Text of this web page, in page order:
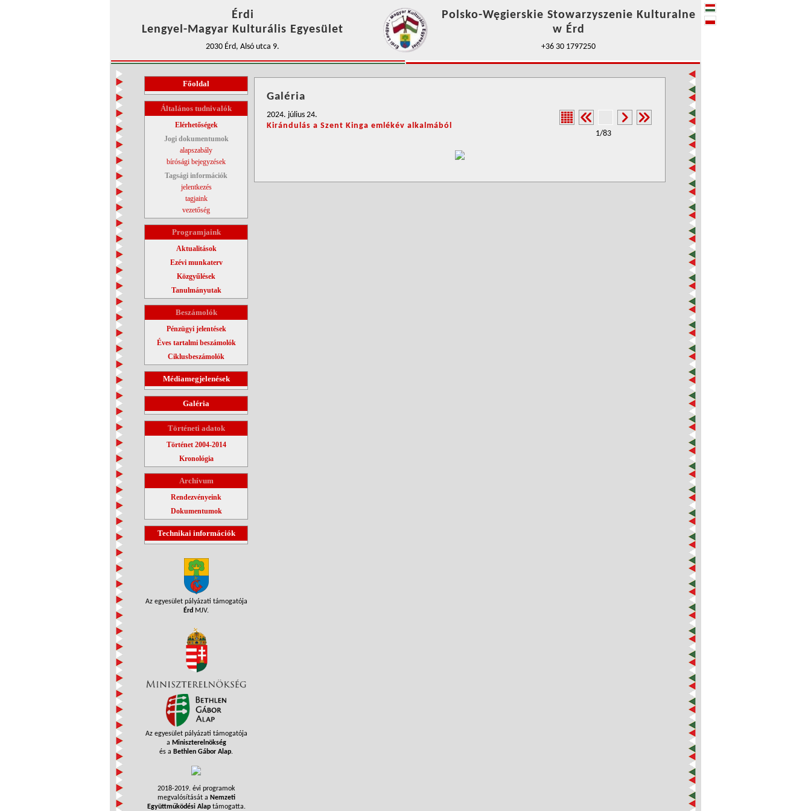
Érdi
Lengyel-Magyar Kulturális Egyesület
2030 Érd, Alsó utca 9.
Polsko-Węgierskie Stowarzyszenie Kulturalne
w Érd
+36 30 1797250
Főoldal
Általános tudnivalók
Elérhetőségek
Jogi dokumentumok
alapszabály
bírósági bejegyzések
Tagsági információk
jelentkezés
tagjaink
vezetőség
Programjaink
Aktualitások
Ezévi munkaterv
Közgyűlések
Tanulmányutak
Beszámolók
Pénzügyi jelentések
Éves tartalmi beszámolók
Ciklusbeszámolók
Médiamegjelenések
Galéria
Történeti adatok
Történet 2004-2014
Kronológia
Archívum
Rendezvényeink
Dokumentumok
Technikai információk
Az egyesület pályázati támogatója
Érd MJV.
Az egyesület pályázati támogatója
a Miniszterelnökség
és a Bethlen Gábor Alap.
2018-2019. évi programok
megvalósítását a Nemzeti
Együttműködési Alaptámogatta.
Galéria
2024. július 24.
Kirándulás a Szent Kinga emlékév alkalmából
1/83